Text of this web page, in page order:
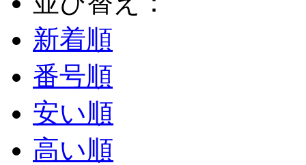
新着順
番号順
安い順
高い順